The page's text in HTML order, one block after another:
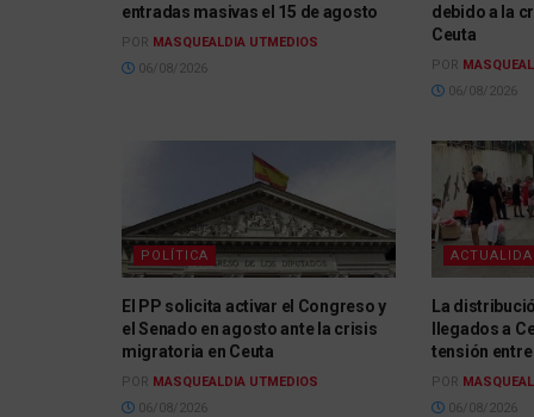
entradas masivas el 15 de agosto
POR MASQUEALDIA UTMEDIOS
06/08/2026
debido a la
Ceuta
POR
06/08/2026
POLÍTICA
El PP solicita activar el Congreso y
el Senado en agosto ante la crisis
migratoria en Ceuta
POR MASQUEALDIA UTMEDIOS
06/08/2026
La
llegados a
tensión entre
POR
06/08/2026